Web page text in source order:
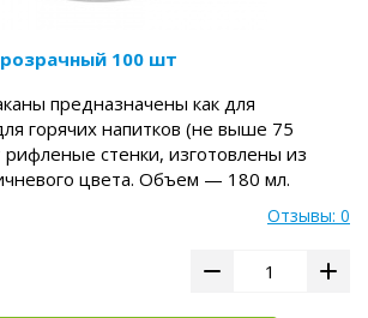
100 шт
предназначены как для
горячих напитков (не выше 75
стенки, изготовлены из
цвета. Объем — 180 мл.
Отзывы: 0